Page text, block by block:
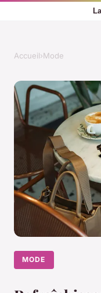
Accueil›Mode
MODE